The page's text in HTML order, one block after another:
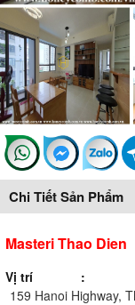
Chi Tiết Sản Phẩm
Masteri Thao Dien
Vị trí
159 Hanoi Highway,